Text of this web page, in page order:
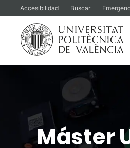
Accesibilidad Buscar
Máster